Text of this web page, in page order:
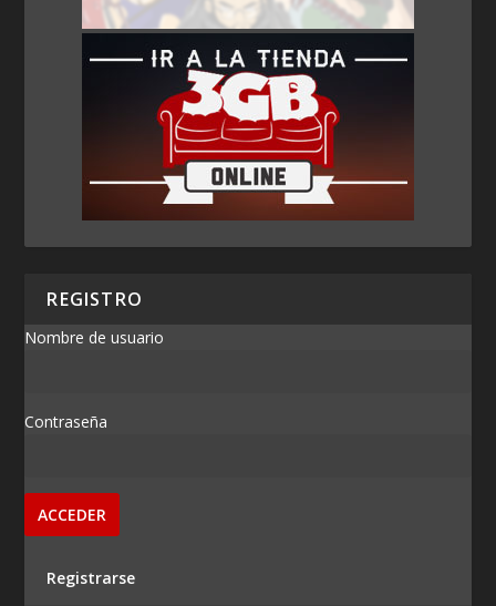
REGISTRO
Nombre de usuario
Contraseña
Registrarse